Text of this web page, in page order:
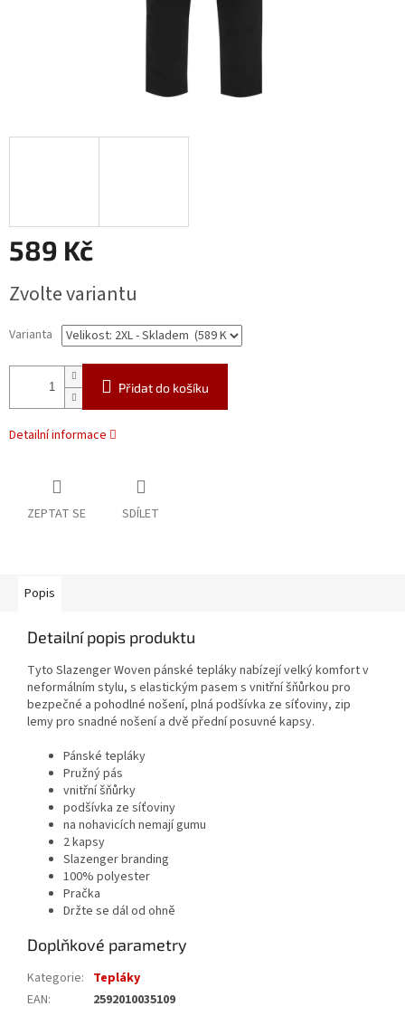
589 Kč
cena:
Zvolte variantu
Varianta
Přidat do košíku
Detailní informace
ZEPTAT SE SDÍLET
Popis
Detailní popis produktu
Tyto Slazenger Woven pánské tepláky nabízejí velký komfort v
neformálním stylu, s elastickým pasem s vnitřní šňůrkou pro
bezpečné a pohodlné nošení, plná podšívka ze síťoviny, zip
lemy pro snadné nošení a dvě přední posuvné kapsy.
Pánské tepláky
Pružný pás
vnitřní šňůrky
podšívka ze síťoviny
na nohavicích nemají gumu
2 kapsy
Slazenger branding
100% polyester
Pračka
Držte se dál od ohně
Doplňkové parametry
Kategorie: Tepláky
EAN: 2592010035109